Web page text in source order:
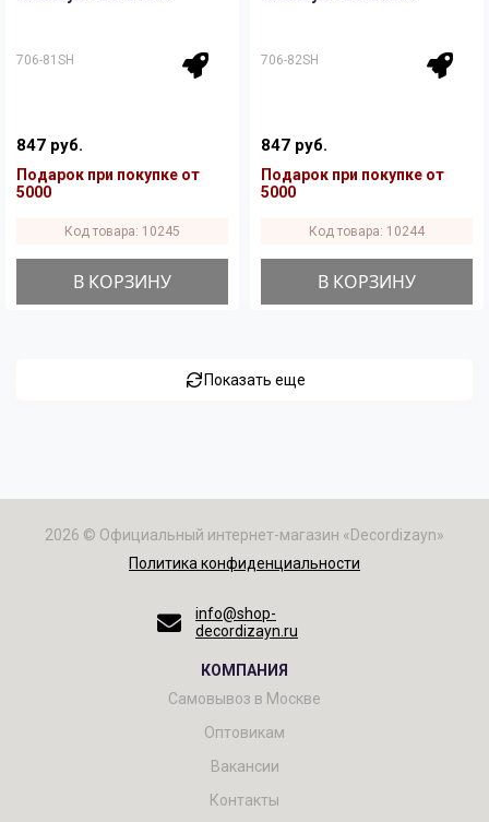
706-81SH
847 руб.
Подарок при покупке от
5000
Код товара: 10245
В КОРЗИНУ
706-82SH
847 руб.
Подарок при покупке от
5000
Код товара: 10244
В КОРЗИНУ
Показать еще
2026 © Официальный интернет-магазин «Decordizayn»
Политика конфиденциальности
info@shop-
decordizayn.ru
КОМПАНИЯ
Самовывоз в Москве
Оптовикам
Вакансии
Контакты